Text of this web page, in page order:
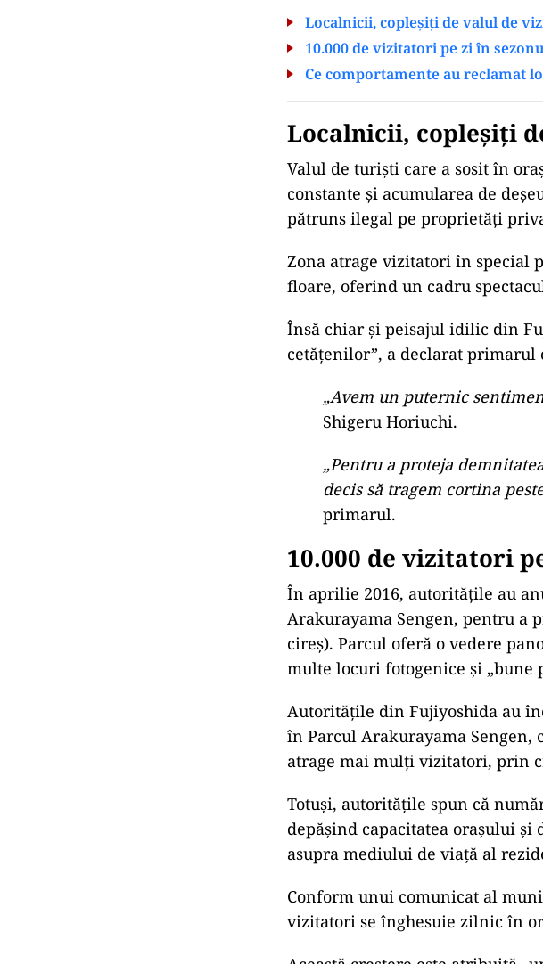
Localnicii, copleșiți de valul de
10.000 de vizitatori pe zi în
Ce comportamente au reclamat
Localnicii, copleșiți
Valul de turiști care a sosit în
constante și acumularea de
pătruns ilegal pe proprietăți
Zona atrage vizitatori în special
floare, oferind un cadru
Însă chiar și peisajul idilic din
cetățenilor”, a declarat primarul
„Avem un puternic
Shigeru Horiuchi.
„Pentru a proteja
decis să tragem cortina
primarul.
10.000 de vizitatori
În aprilie 2016, autoritățile au
Arakurayama Sengen, pentru a